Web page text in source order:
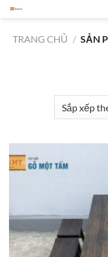
Chuyển
TRANG CHỦ / SẢN